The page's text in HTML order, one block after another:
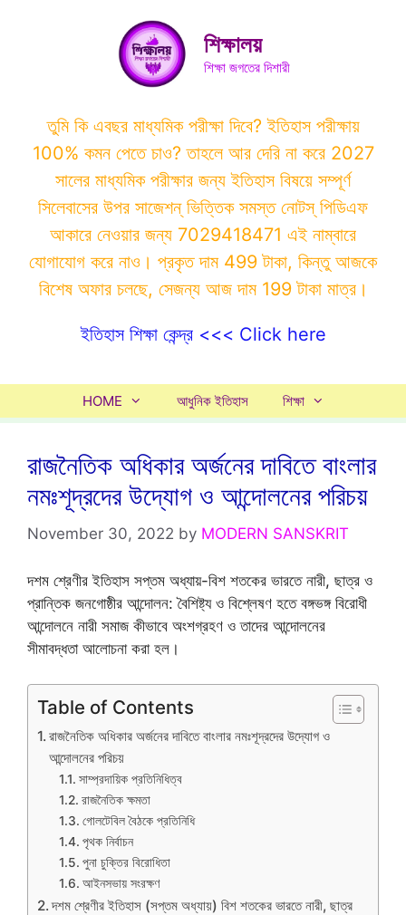
শিক্ষালয়
শিক্ষা জগতের দিশারী
তুমি কি এবছর মাধ্যমিক পরীক্ষা দিবে? ইতিহাস পরীক্ষায়
100% কমন পেতে চাও? তাহলে আর দেরি না করে 2027
সালের মাধ্যমিক পরীক্ষার জন্য ইতিহাস বিষয়ে সম্পূর্ণ
সিলেবাসের উপর সাজেশন্ ভিত্তিক সমস্ত নোটস্ পিডিএফ
আকারে নেওয়ার জন্য 7029418471 এই নাম্বারে
যোগাযোগ করে নাও। প্রকৃত দাম 499 টাকা, কিন্তু আজকে
বিশেষ অফার চলছে, সেজন্য আজ দাম 199 টাকা মাত্র।
ইতিহাস শিক্ষা কেন্দ্র <<< Click here
HOME আধুনিক ইতিহাস শিক্ষা
রাজনৈতিক অধিকার অর্জনের দাবিতে বাংলার
নমঃশূদ্রদের উদ্যোগ ও আন্দোলনের পরিচয়
November 30, 2022 by MODERN SANSKRIT
দশম শ্রেণীর ইতিহাস সপ্তম অধ্যায়-বিশ শতকের ভারতে নারী, ছাত্র ও
প্রান্তিক জনগোষ্ঠীর আন্দোলন: বৈশিষ্ট্য ও বিশ্লেষণ হতে বঙ্গভঙ্গ বিরোধী
আন্দোলনে নারী সমাজ কীভাবে অংশগ্রহণ ও তাদের আন্দোলনের
সীমাবদ্ধতা আলোচনা করা হল।
Table of Contents
রাজনৈতিক অধিকার অর্জনের দাবিতে বাংলার নমঃশূদ্রদের উদ্যোগ ও
আন্দোলনের পরিচয়
সাম্প্রদায়িক প্রতিনিধিত্ব
রাজনৈতিক ক্ষমতা
গোলটেবিল বৈঠকে প্রতিনিধি
পৃথক নির্বাচন
পুনা চুক্তির বিরোধিতা
আইনসভায় সংরক্ষণ
দশম শ্রেণীর ইতিহাস (সপ্তম অধ্যায়) বিশ শতকের ভারতে নারী, ছাত্র